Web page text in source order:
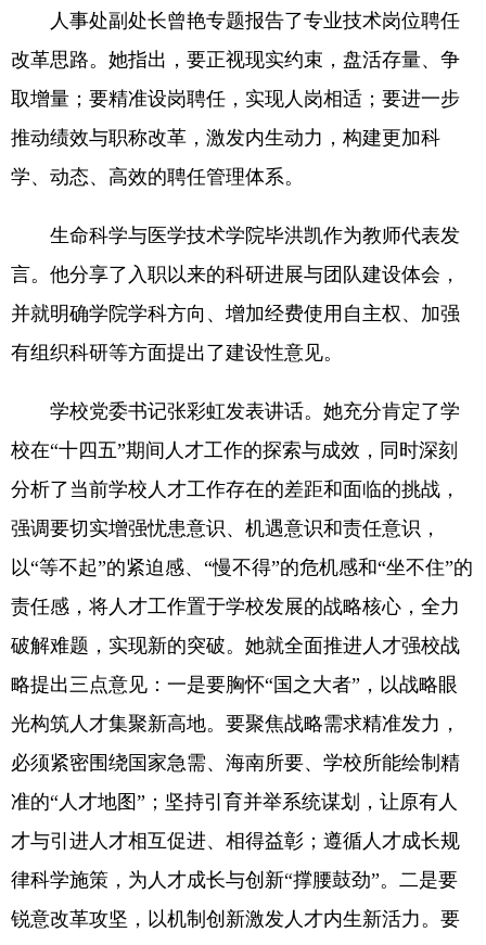
人事处副处长曾艳专题报告了专业技术岗位聘任
改革思路。她指出，要正视现实约束，盘活存量、争
取增量；要精准设岗聘任，实现人岗相适；要进一步
推动绩效与职称改革，激发内生动力，构建更加科
学、动态、高效的聘任管理体系。
生命科学与医学技术学院毕洪凯作为教师代表发
言。他分享了入职以来的科研进展与团队建设体会，
并就明确学院学科方向、增加经费使用自主权、加强
有组织科研等方面提出了建设性意见。
学校党委书记张彩虹发表讲话。她充分肯定了学
校在“十四五”期间人才工作的探索与成效，同时深刻
分析了当前学校人才工作存在的差距和面临的挑战，
强调要切实增强忧患意识、机遇意识和责任意识，
以“等不起”的紧迫感、“慢不得”的危机感和“坐不住”的
责任感，将人才工作置于学校发展的战略核心，全力
破解难题，实现新的突破。她就全面推进人才强校战
略提出三点意见：一是要胸怀“国之大者”，以战略眼
光构筑人才集聚新高地。要聚焦战略需求精准发力，
必须紧密围绕国家急需、海南所要、学校所能绘制精
准的“人才地图”；坚持引育并举系统谋划，让原有人
才与引进人才相互促进、相得益彰；遵循人才成长规
律科学施策，为人才成长与创新“撑腰鼓劲”。二是要
锐意改革攻坚，以机制创新激发人才内生新活力。要